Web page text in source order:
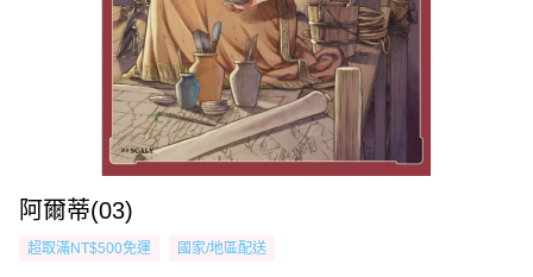
阿爾蒂(03)
超取滿NT$500免運 國家/地區配送